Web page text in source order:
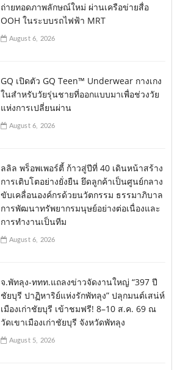
ถ่ายทอดภาพลักษณ์ใหม่ ผ่านเครือข่ายสื่อ
OOH ในระบบรถไฟฟ้า MRT
August 6, 2026
GQ เปิดตัว GQ Teen™ Underwear กางเกง
ในสำหรับวัยรุ่นชายที่ออกแบบมาเพื่อช่วงวัย
แห่งการเปลี่ยนผ่าน
August 6, 2026
ลลิล พร็อพเพอร์ตี้ ก้าวสู่ปีที่ 40 เดินหน้าสร้าง
การเติบโตอย่างยั่งยืน ยึดลูกค้าเป็นศูนย์กลาง
ขับเคลื่อนองค์กรด้วยนวัตกรรม ธรรมาภิบาล
การพัฒนาทรัพยากรมนุษย์อย่างต่อเนื่องและ
การทำงานเป็นทีม
August 6, 2026
จ.พัทลุง-ททท.แถลงข่าวจัดงานใหญ่ “397 ปี
ชัยบุรี ปาฏิหาริย์แห่งรักพัทลุง” ปลุกมนต์เสน่ห์
เมืองเก่าชัยบุรี เข้าชมฟรี! 8–10 ส.ค. 69 ณ
วัดเขาเมืองเก่าชัยบุรี จังหวัดพัทลุง
August 5, 2026